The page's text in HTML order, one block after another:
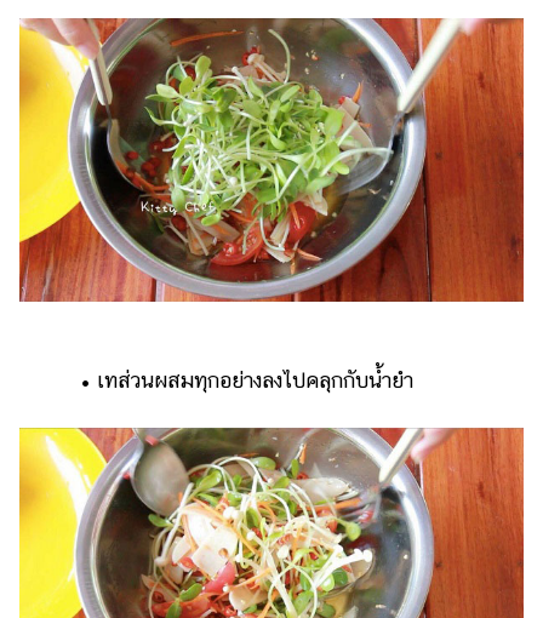
• เทส่วนผสมทุกอย่างลงไปคลุกกับน้ำยำ